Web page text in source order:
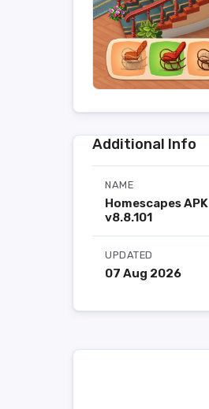
Additional Info
NAME
Homescapes APK
v8.8.101
UPDATED
07 Aug 2026